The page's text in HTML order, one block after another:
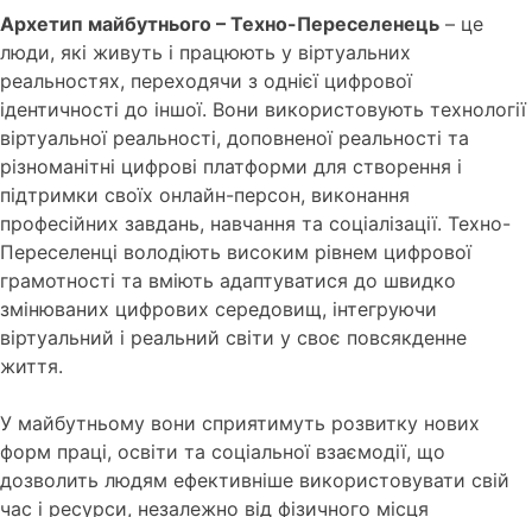
Архетип майбутнього – Техно-Переселенець – це
люди, які живуть і працюють у віртуальних
реальностях, переходячи з однієї цифрової
ідентичності до іншої. Вони використовують технології
віртуальної реальності, доповненої реальності та
різноманітні цифрові платформи для створення і
підтримки своїх онлайн-персон, виконання
професійних завдань, навчання та соціалізації. Техно-
Переселенці володіють високим рівнем цифрової
грамотності та вміють адаптуватися до швидко
змінюваних цифрових середовищ, інтегруючи
віртуальний і реальний світи у своє повсякденне
життя.
У майбутньому вони сприятимуть розвитку нових
форм праці, освіти та соціальної взаємодії, що
дозволить людям ефективніше використовувати свій
час і ресурси, незалежно від фізичного місця